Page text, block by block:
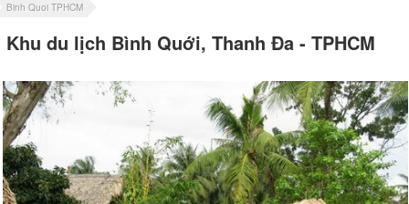
Binh Quoi TPHCM
Khu du lịch Bình Quới, Thanh Đa - TPHCM